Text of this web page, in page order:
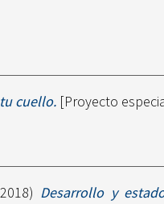
cuello. [Proyecto
Desarrollo y